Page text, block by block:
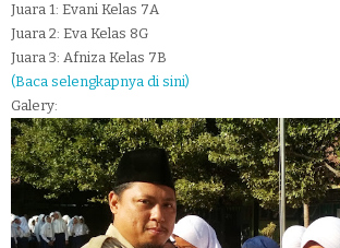
Juara 1: Evani Kelas 7A
Juara 2: Eva Kelas 8G
Juara 3: Afniza Kelas 7B
(Baca selengkapnya di sini)
Galery: